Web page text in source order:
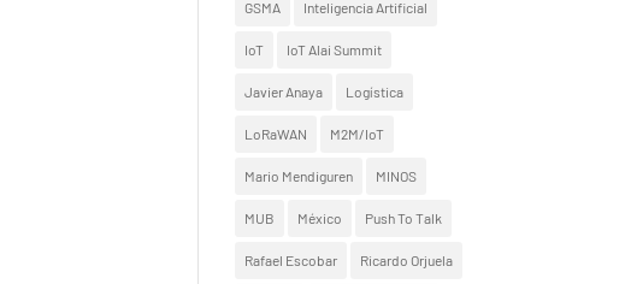
GSMA Inteligencia Artificial
IoT IoT Alai Summit
Javier Anaya Logística
LoRaWAN M2M/IoT
Mario Mendiguren MINOS
MUB México Push To Talk
Rafael Escobar Ricardo Orjuela